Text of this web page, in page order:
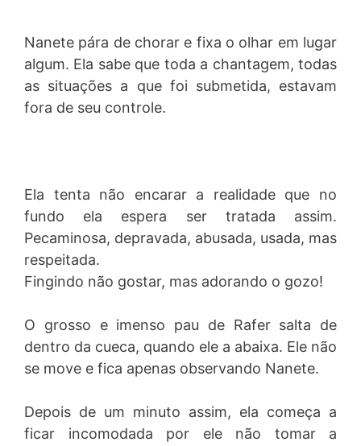
Nanete pára de chorar e fixa o olhar em lugar
algum. Ela sabe que toda a chantagem, todas
as situações a que foi submetida, estavam
fora de seu controle.
Ela tenta não encarar a realidade que no
fundo ela espera ser tratada assim.
Pecaminosa, depravada, abusada, usada, mas
respeitada.
Fingindo não gostar, mas adorando o gozo!
O grosso e imenso pau de Rafer salta de
dentro da cueca, quando ele a abaixa. Ele não
se move e fica apenas observando Nanete.
Depois de um minuto assim, ela começa a
ficar incomodada por ele não tomar a